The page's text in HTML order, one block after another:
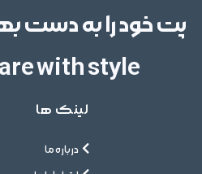
پت خود را به دست
with style
لینک ها
درباره ما